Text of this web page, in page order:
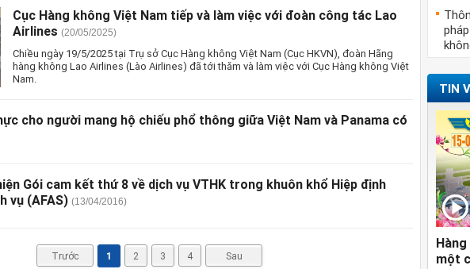
Cục Hàng không Việt Nam tiếp và làm việc với đoàn công tác Lao
Airlines (20/05/2025)
Chiều ngày 19/5/2025 tại Trụ sở Cục Hàng không Việt Nam (Cục HKVN), đoàn Hãng
hàng không Lao Airlines (Lào Airlines) đã tới thăm và làm việc với Cục Hàng không Việt
Nam.
cho người mang hộ chiếu phổ thông giữa Việt Nam và Panama có
Gói cam kết thứ 8 về dịch vụ VTHK trong khuôn khổ Hiệp định
vụ (AFAS) (13/04/2016)
Trước 1 2 3 4 Sau
TIN
một